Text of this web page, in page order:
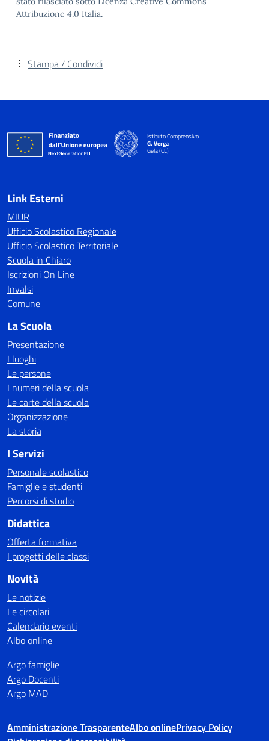
Attribuzione 4.0 Italia.
Stampa / Condividi
Istituto Comprensivo
G. Verga
Gela (CL)
Link Esterni
MIUR
Ufficio Scolastico Regionale
Ufficio Scolastico Territoriale
Scuola in Chiaro
Iscrizioni On Line
Invalsi
Comune
La Scuola
Presentazione
I luoghi
Le persone
I numeri della scuola
Le carte della scuola
Organizzazione
La storia
I Servizi
Personale scolastico
Famiglie e studenti
Percorsi di studio
Didattica
Offerta formativa
I progetti delle classi
Novità
Le notizie
Le circolari
Calendario eventi
Albo online
Argo famiglie
Argo Docenti
Argo MAD
Amministrazione TrasparenteAlbo onlinePrivacy Policy